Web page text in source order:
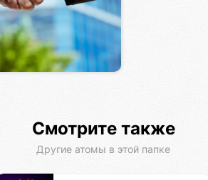
Смотрите также
Другие атомы в этой папке